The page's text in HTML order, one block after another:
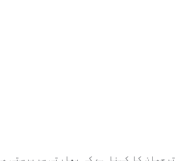
ترجمان کا کہنا ہے کہ بھارتی سرپرستی